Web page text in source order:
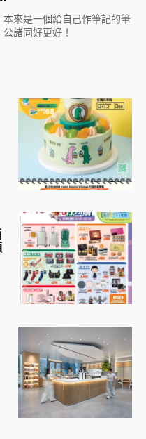
來是一個給自己作筆記的筆
諸同好更好！